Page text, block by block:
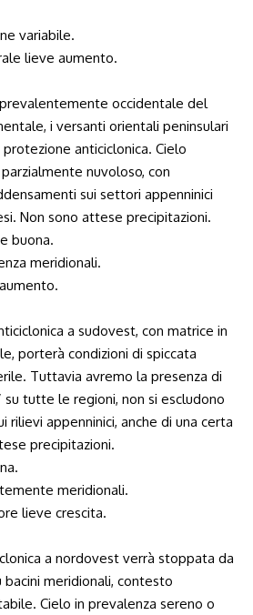
variabile.
lieve aumento.
occidentale del
i versanti orientali peninsulari
anticiclonica. Cielo
nuvoloso, con
sui settori appenninici
Non sono attese precipitazioni.
buona.
meridionali.
a sudovest, con matrice in
porterà condizioni di spiccata
Tuttavia avremo la presenza di
su tutte le regioni, non si escludono
rilievi appenninici, anche di una certa
precipitazioni.
meridionali.
lieve crescita.
a nordovest verrà stoppata da
meridionali, contesto
Cielo in prevalenza sereno o